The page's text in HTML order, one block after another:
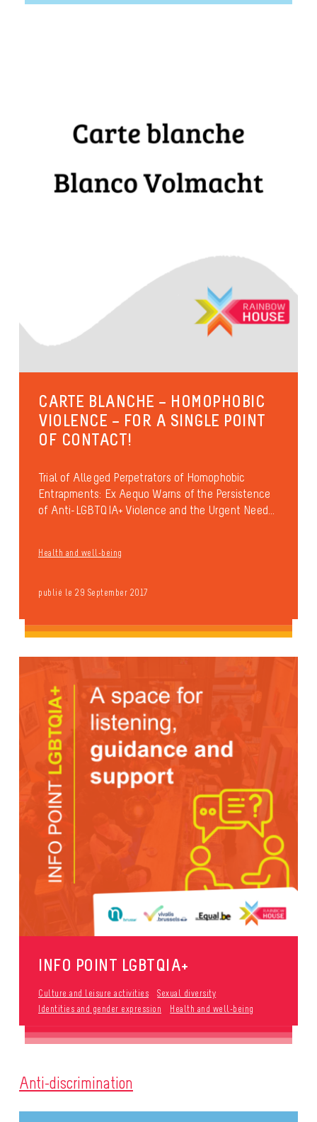
CARTE BLANCHE – HOMOPHOBIC
VIOLENCE – FOR A SINGLE POINT
OF CONTACT!
Trial of Alleged Perpetrators of Homophobic
Entrapments: Ex Aequo Warns of the Persistence
of Anti-LGBTQIA+ Violence and the Urgent Need...
Health and well-being
publié le 29 September 2017
INFO POINT LGBTQIA+
Culture and leisure activities
Sexual diversity
Identities and gender expression
Health and well-being
Anti-discrimination